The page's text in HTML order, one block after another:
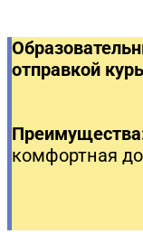
отправкой
комфортная